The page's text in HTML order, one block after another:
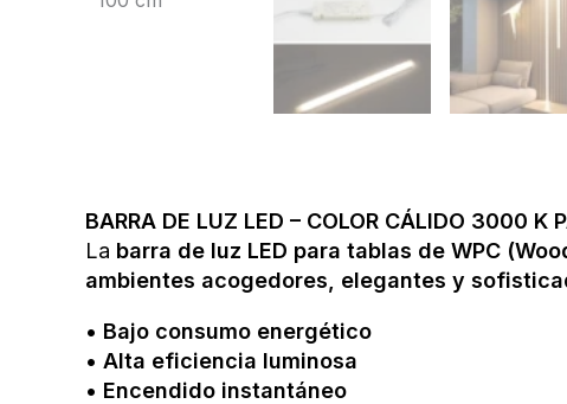
BARRA DE LUZ LED – COLOR CÁLIDO 3000 K
La barra de luz LED para tablas de WPC
ambientes acogedores, elegantes y
• Bajo consumo energético
• Alta eficiencia luminosa
• Encendido instantáneo